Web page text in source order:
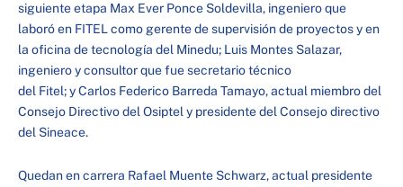
siguiente etapa Max Ever Ponce Soldevilla, ingeniero que
laboró en FITEL como gerente de supervisión de proyectos y en
la oficina de tecnología del Minedu; Luis Montes Salazar,
ingeniero y consultor que fue secretario técnico
del Fitel; y Carlos Federico Barreda Tamayo, actual miembro del
Consejo Directivo del Osiptel y presidente del Consejo directivo
del Sineace.
Quedan en carrera Rafael Muente Schwarz, actual presidente